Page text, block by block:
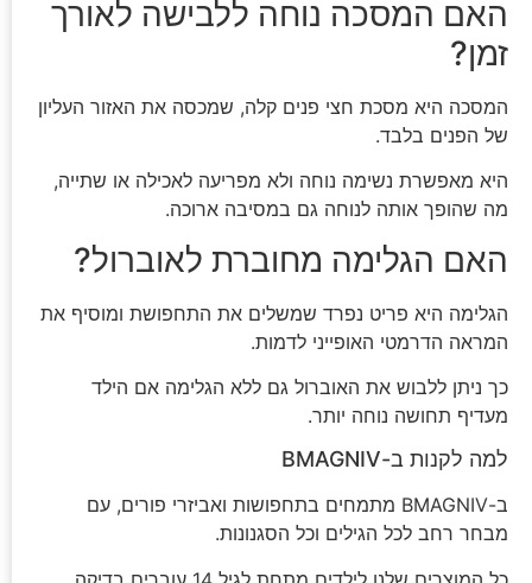
האם המסכה נוחה ללבישה לאורך
זמן?
המסכה היא מסכת חצי פנים קלה, שמכסה את האזור העליון
של הפנים בלבד.
היא מאפשרת נשימה נוחה ולא מפריעה לאכילה או שתייה,
מה שהופך אותה לנוחה גם במסיבה ארוכה.
האם הגלימה מחוברת לאוברול?
הגלימה היא פריט נפרד שמשלים את התחפושת ומוסיף את
המראה הדרמטי האופייני לדמות.
כך ניתן ללבוש את האוברול גם ללא הגלימה אם הילד
מעדיף תחושה נוחה יותר.
למה לקנות ב-BMAGNIV
ב-BMAGNIV מתמחים בתחפושות ואביזרי פורים, עם
מבחר רחב לכל הגילים וכל הסגנונות.